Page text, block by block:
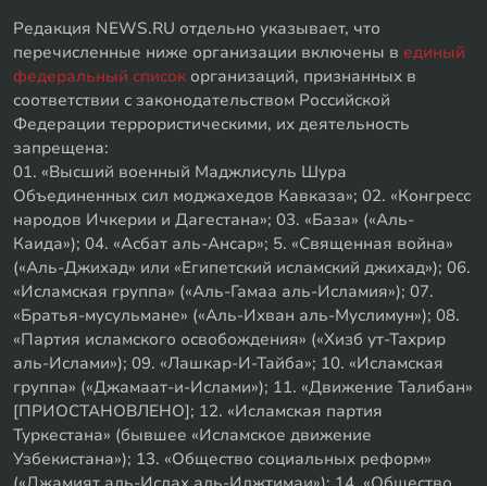
Редакция NEWS.RU отдельно указывает, что
перечисленные ниже организации включены в единый
федеральный список организаций, признанных в
соответствии с законодательством Российской
Федерации террористическими, их деятельность
запрещена:
01. «Высший военный Маджлисуль Шура
Объединенных сил моджахедов Кавказа»; 02. «Конгресс
народов Ичкерии и Дагестана»; 03. «База» («Аль-
Каида»); 04. «Асбат аль-Ансар»; 5. «Священная война»
(«Аль-Джихад» или «Египетский исламский джихад»); 06.
«Исламская группа» («Аль-Гамаа аль-Исламия»); 07.
«Братья-мусульмане» («Аль-Ихван аль-Муслимун»); 08.
«Партия исламского освобождения» («Хизб ут-Тахрир
аль-Ислами»); 09. «Лашкар-И-Тайба»; 10. «Исламская
группа» («Джамаат-и-Ислами»); 11. «Движение Талибан»
[ПРИОСТАНОВЛЕНО]; 12. «Исламская партия
Туркестана» (бывшее «Исламское движение
Узбекистана»); 13. «Общество социальных реформ»